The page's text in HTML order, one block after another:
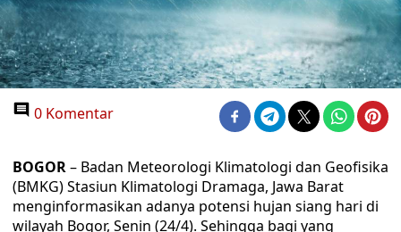
0 Komentar
BOGOR– Badan Meteorologi Klimatologi dan Geofisika
(BMKG) Stasiun Klimatologi Dramaga, Jawa Barat
menginformasikan adanya potensi hujan siang hari di
wilayah Bogor, Senin (24/4). Sehingga bagi yang